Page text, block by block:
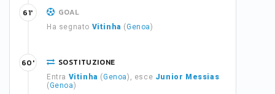
GOAL
Ha segnato Vitinha (Genoa)
61'
SOSTITUZIONE
Entra Vitinha (Genoa), esce Junior Messias
(Genoa)
60'